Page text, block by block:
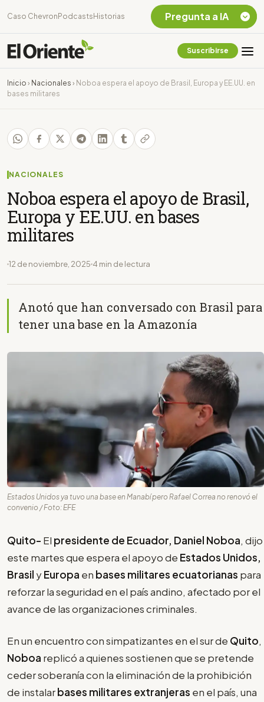
Caso Chevron Podcasts Historias
Suscribirse
Inicio › Nacionales › Noboa espera el apoyo de Brasil, Europa y EE.UU. en
bases militares
NACIONALES
Noboa espera el apoyo de Brasil,
Europa y EE.UU. en bases
militares
12 de noviembre, 2025 4 min de lectura
Anotó que han conversado con Brasil para
tener una base en la Amazonía
Estados Unidos ya tuvo una base en Manabí pero Rafael Correa no renovó el
convenio / Foto: EFE
Quito- El presidente de Ecuador, Daniel Noboa, dijo
este martes que espera el apoyo de Estados Unidos,
Brasil yEuropa en bases militares ecuatorianas para
reforzar la seguridad en el país andino, afectado por el
avance de las organizaciones criminales.
En un encuentro con simpatizantes en el sur de Quito,
Noboa replicó a quienes sostienen que se pretende
ceder soberanía con la eliminación de la prohibición
de instalarbases militares extranjeras en el país, una
Pregunta a IA
Chevron Ecuador